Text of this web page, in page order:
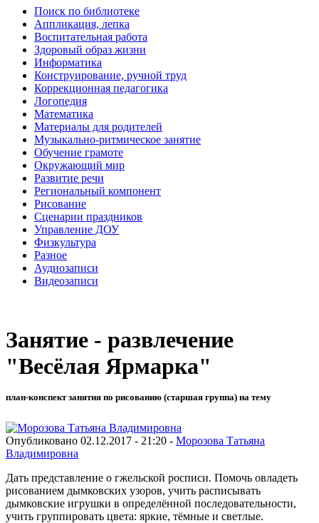
Поиск по библиотеке
Аппликация, лепка
Воспитательная работа
Здоровый образ жизни
Информатика
Конструирование, ручной труд
Коррекционная педагогика
Логопедия
Математика
Материалы для родителей
Музыкально-ритмическое занятие
Обучение грамоте
Окружающий мир
Развитие речи
Региональный компонент
Рисование
Сценарии праздников
Управление ДОУ
Физкультура
Разное
Аудиозаписи
Видеозаписи
Занятие - развлечение
"Весёлая Ярмарка"
план-конспект занятия по рисованию (старшая группа) на тему
Опубликовано 02.12.2017 - 21:20 - Морозова Татьяна
Владимировна
Дать представление о гжельской росписи. Помочь овладеть
рисованием дымковских узоров, учить расписывать
дымковские игрушки в определённой последовательности,
учить группировать цвета: яркие, тёмные и светлые.